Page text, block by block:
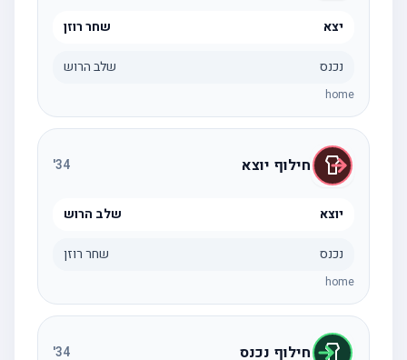
יצא שחר רוזן
נכנס שלב הרוש
home
חילוף יוצא 34
'
יוצא שלב הרוש
נכנס שחר רוזן
home
חילוף נכנס 34
'